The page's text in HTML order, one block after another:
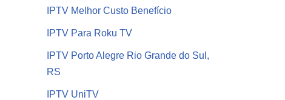
IPTV Melhor Custo Benefício
IPTV Para Roku TV
IPTV Porto Alegre Rio Grande do Sul,
RS
IPTV UniTV